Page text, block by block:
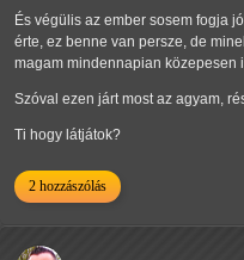
És végülis az ember sosem fogja
érte, ez benne van persze, de
magam mindennapian közepesen
Szóval ezen járt most az agyam,
Ti hogy látjátok?
2 hozzászólás